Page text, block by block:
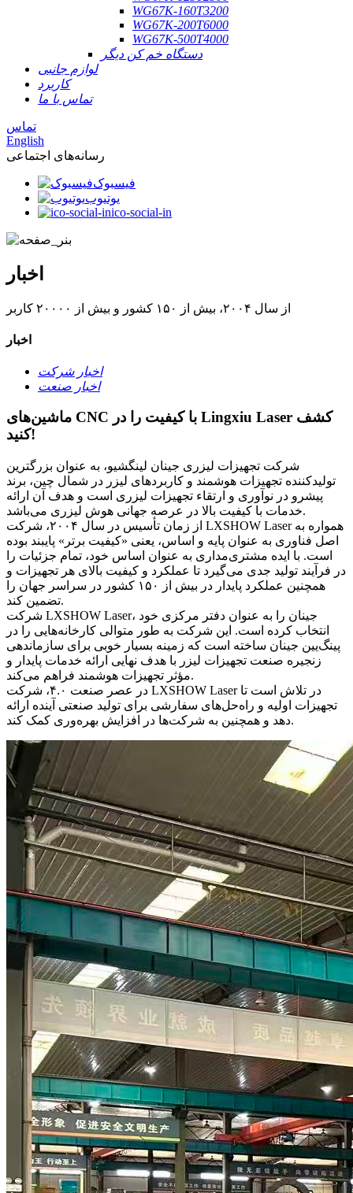
WG67K-160T3200
WG67K-200T6000
WG67K-500T4000
دستگاه خم کن دیگر
لوازم جانبی
کاربرد
تماس با ما
تماس
English
رسانه‌های اجتماعی
فیسبوک
یوتیوب
ico-social-in
اخبار
از سال ۲۰۰۴، بیش از ۱۵۰ کشور و بیش از ۲۰۰۰۰ کاربر
اخبار
اخبار شرکت
اخبار صنعت
ماشین‌های CNC با کیفیت را در Lingxiu Laser کشف
کنید!
شرکت تجهیزات لیزری جینان لینگشیو، به عنوان بزرگترین
تولیدکننده تجهیزات هوشمند و کاربردهای لیزر در شمال چین، برند
پیشرو در نوآوری و ارتقاء تجهیزات لیزری است و هدف آن ارائه
خدمات با کیفیت بالا در عرصه جهانی هوش لیزری می‌باشد.
از زمان تأسیس در سال ۲۰۰۴، شرکت LXSHOW Laser همواره به
اصل فناوری به عنوان پایه و اساس، یعنی «کیفیت برتر» پایبند بوده
است. با ایده مشتری‌مداری به عنوان اساس خود، تمام جزئیات را
در فرآیند تولید جدی می‌گیرد تا عملکرد و کیفیت بالای هر تجهیزات و
همچنین عملکرد پایدار در بیش از ۱۵۰ کشور در سراسر جهان را
تضمین کند.
شرکت LXSHOW Laser، جینان را به عنوان دفتر مرکزی خود
انتخاب کرده است. این شرکت به طور متوالی کارخانه‌هایی را در
پینگ‌یین جینان ساخته است که زمینه بسیار خوبی برای سازماندهی
زنجیره صنعت تجهیزات لیزر با هدف نهایی ارائه خدمات پایدار و
مؤثر تجهیزات هوشمند فراهم می‌کند.
در عصر صنعت ۴.۰، شرکت LXSHOW Laser در تلاش است تا
تجهیزات اولیه و راه‌حل‌های سفارشی برای تولید صنعتی آینده ارائه
دهد و همچنین به شرکت‌ها در افزایش بهره‌وری کمک کند.